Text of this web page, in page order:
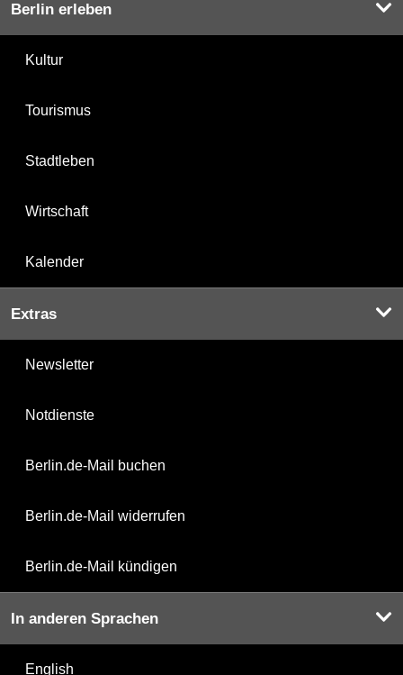
Berlin erleben
Kultur
Tourismus
Stadtleben
Wirtschaft
Kalender
Extras
Newsletter
Notdienste
Berlin.de-Mail buchen
Berlin.de-Mail widerrufen
Berlin.de-Mail kündigen
In anderen Sprachen
English